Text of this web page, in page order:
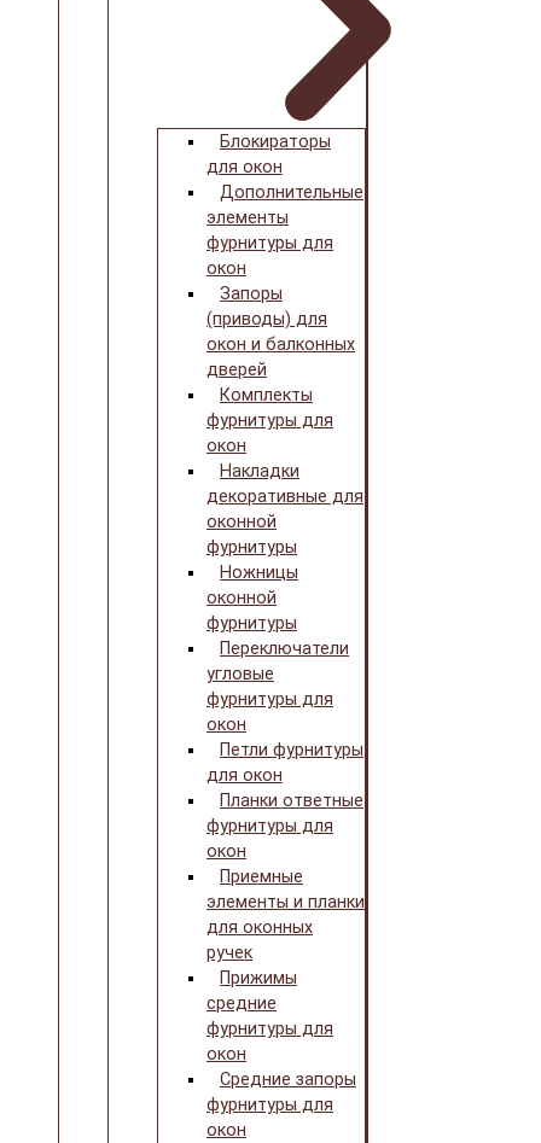
Блокираторы
для окон
Дополнительные
элементы
фурнитуры для
окон
Запоры
(приводы) для
окон и балконных
дверей
Комплекты
фурнитуры для
окон
Накладки
декоративные для
оконной
фурнитуры
Ножницы
оконной
фурнитуры
Переключатели
угловые
фурнитуры для
окон
Петли фурнитуры
для окон
Планки ответные
фурнитуры для
окон
Приемные
элементы и планки
для оконных
ручек
Прижимы
средние
фурнитуры для
окон
Средние запоры
фурнитуры для
окон